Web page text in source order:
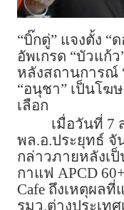
“บิ๊กตู่” แจงตั้ง “
อัพเกรด “บัวแก้
หลังสถานการณ์
“อนุชา” เป็นโฆ
เลือก
เมื่อวันที่ 7
พล.อ.ประยุทธ์ จั
กล่าวภายหลังเ
กาแฟ APCD
Cafe ถึงเหตุผล
รมว.ต่างประเท